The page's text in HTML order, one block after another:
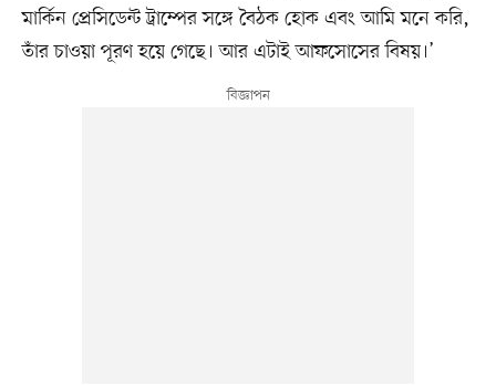
মার্কিন প্রেসিডেন্ট ট্রাম্পের সঙ্গে বৈঠক হোক এবং আমি মনে করি,
তাঁর চাওয়া পূরণ হয়ে গেছে। আর এটাই আফসোসের বিষয়।’